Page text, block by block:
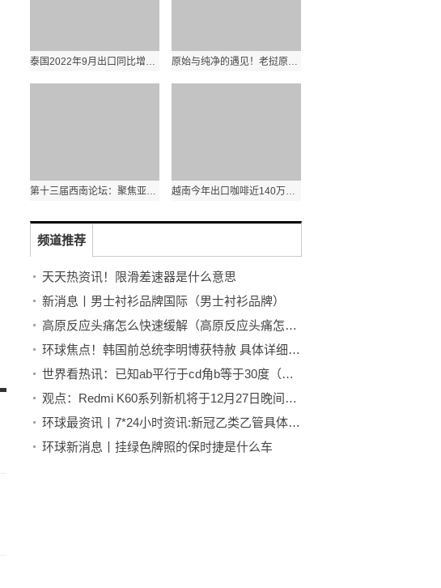
泰国2022年9月出口同比增长7.8% 农产品出口额同比增长1.8% 原始与纯净的遇见！老挝原生态古树茶亮相第五届进博会
第十三届西南论坛：聚焦亚太格局演变和区域合作新发展 越南今年出口咖啡近140万吨 其中出口额达31.6亿美元
频道推荐
天天热资讯！限滑差速器是什么意思
新消息丨男士衬衫品牌国际（男士衬衫品牌）
高原反应头痛怎么快速缓解（高原反应头痛怎么处理）
环球焦点！韩国前总统李明博获特赦 具体详细内容是什么
世界看热讯：已知ab平行于cd角b等于30度（如图ab平行cd角a等于45度）
观点：Redmi K60系列新机将于12月27日晚间7点正式发布
环球最资讯丨7*24小时资讯:新冠乙类乙管具体怎么管
环球新消息丨挂绿色牌照的保时捷是什么车